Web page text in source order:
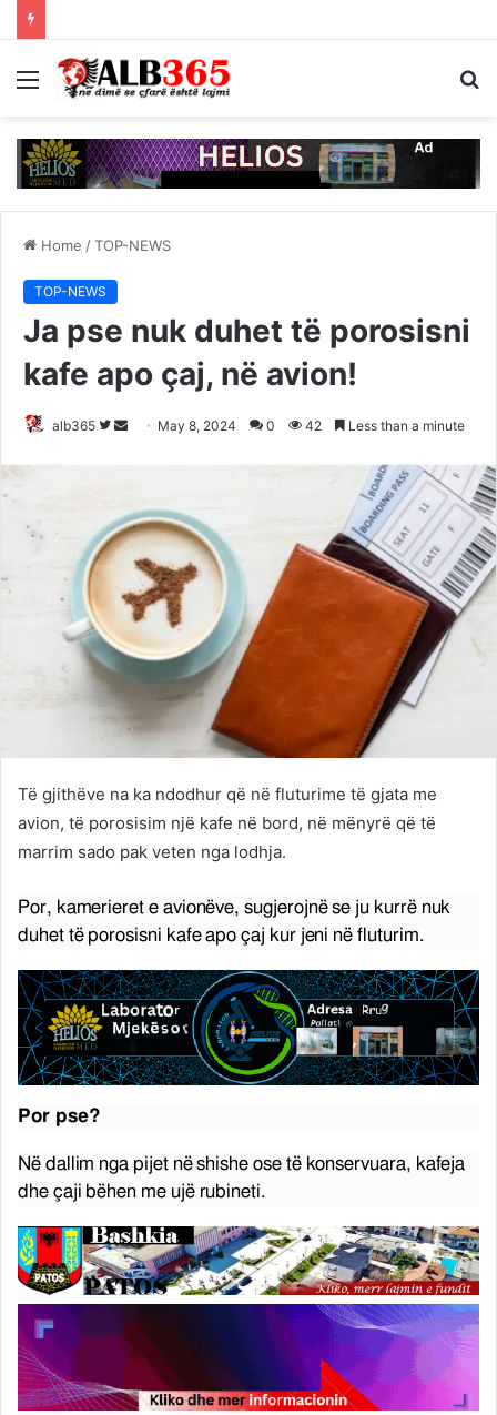
Menu
Home /TOP-NEWS
TOP-NEWS
Ja pse nuk duhet të porosisni
kafe apo çaj, në avion!
alb365
Follow
Send May 8, 2024 0 42 Less than a minute
Të gjithëve na ka ndodhur që në fluturime të gjata me
avion, të porosisim një kafe në bord, në mënyrë që të
marrim sado pak veten nga lodhja.
Por, kamerieret e avionëve, sugjerojnë se ju kurrë nuk
duhet të porosisni kafe apo çaj kur jeni në fluturim.
Por pse?
Në dallim nga pijet në shishe ose të konservuara, kafeja
dhe çaji bëhen me ujë rubineti.